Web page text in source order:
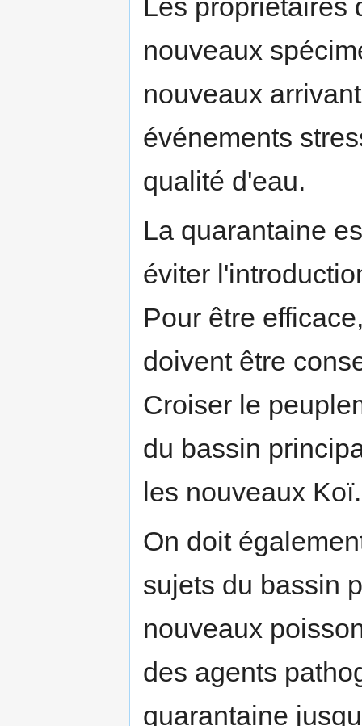
Les propriétaires
nouveaux
nouveaux
événements
qualité d'eau.
La quarantaine
éviter
Pour être
doivent être
Croiser le
du bassin
les nouveaux Koï.
On doit
sujets du bassin
nouveaux
des agents
quarantaine